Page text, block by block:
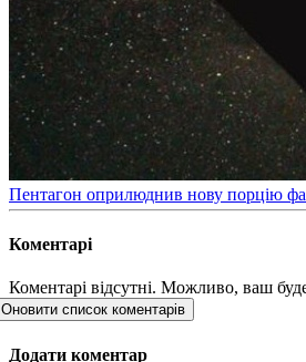
​Пентагон оприлюднив нову порцію
Коментарі
Коментарі відсутні. Можливо, ваш
Оновити список коментарів
Додати коментар